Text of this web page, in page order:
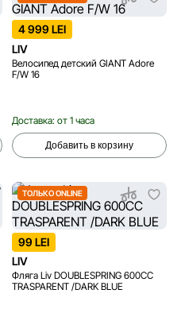
4 999 LEI
LIV
Велосипед детский GIANT Adore
F/W 16
Доставка: от 1 часа
Добавить в корзину
ТОЛЬКО ONLINE
99 LEI
LIV
Фляга Liv DOUBLESPRING 600CC
TRASPARENT /DARK BLUE